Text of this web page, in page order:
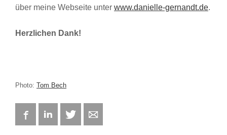
über meine Webseite unter www.danielle-gernandt.de.
Herzlichen Dank!
Photo: Tom Bech
FacebookLinkedIn Twitter